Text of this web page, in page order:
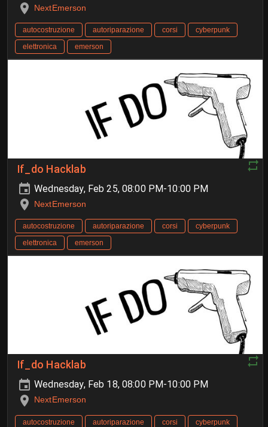
NextEmerson
autocostruzione autoriparazione corsi
cyberpunk
elettronica
emerson
If_do Hacklab
Wednesday, Feb 25, 08:00 PM-10:00 PM
NextEmerson
autocostruzione autoriparazione corsi
cyberpunk
elettronica
emerson
If_do Hacklab
Wednesday, Feb 18, 08:00 PM-10:00 PM
NextEmerson
autocostruzione autoriparazione corsi
cyberpunk